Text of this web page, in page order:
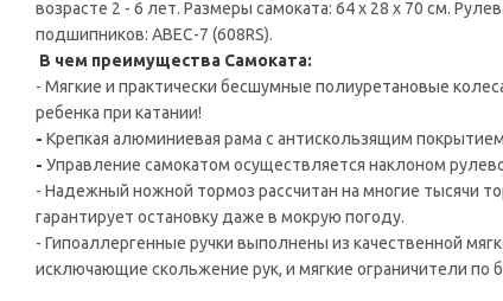
возрасте 2 - 6 лет. Размеры самоката: 64 х 28 х 70 см.
подшипников: ABEC-7 (608RS).
В чем преимущества Самоката:
- Мягкие и практически бесшумные полиуретановые
ребенка при катании!
- Крепкая алюминиевая рама с антискользящим
- Управление самокатом осуществляется наклоном
- Надежный ножной тормоз рассчитан на многие тысячи
гарантирует остановку даже в мокрую погоду.
- Гипоаллергенные ручки выполнены из качественной
исключающие скольжение рук, и мягкие ограничители по